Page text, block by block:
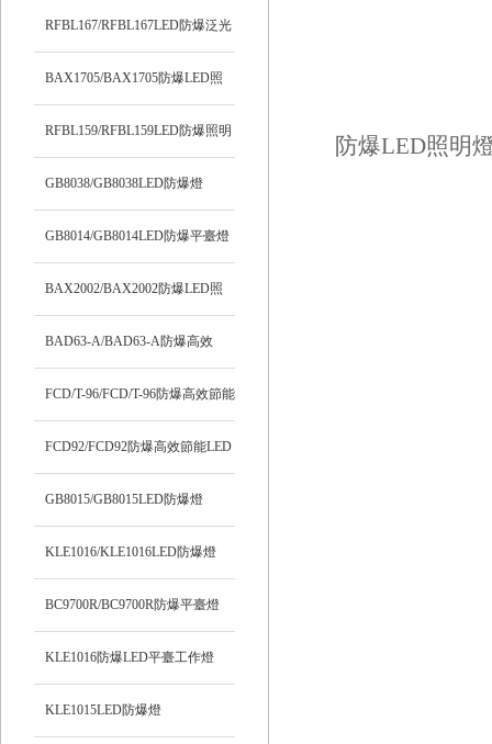
RFBL167/RFBL167LED防爆泛光
燈
BAX1705/BAX1705防爆LED照
明燈
RFBL159/RFBL159LED防爆照明
燈
GB8038/GB8038LED防爆燈
GB8014/GB8014LED防爆平臺燈
BAX2002/BAX2002防爆LED照
明燈
BAD63-A/BAD63-A防爆高效
LED燈
FCD/T-96/FCD/T-96防爆高效節能
LED燈
FCD92/FCD92防爆高效節能LED
燈
GB8015/GB8015LED防爆燈
KLE1016/KLE1016LED防爆燈
BC9700R/BC9700R防爆平臺燈
KLE1016防爆LED平臺工作燈
KLE1015LED防爆燈